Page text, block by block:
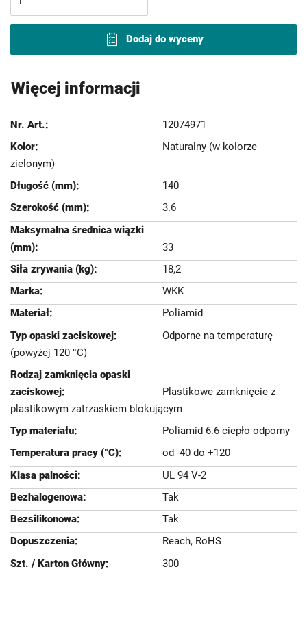
Dodaj do wyceny
Więcej informacji
12074971
Naturalny (w kolorze
zielonym)
140
3.6
33
18,2
WKK
Poliamid
Odporne na temperaturę
(powyżej 120 °C)
Plastikowe zamknięcie z
plastikowym zatrzaskiem blokującym
Poliamid 6.6 ciepło odporny
od -40 do +120
UL 94 V-2
Tak
Tak
Reach, RoHS
300